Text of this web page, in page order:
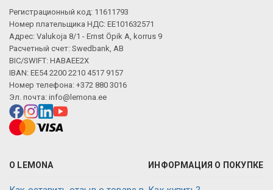
Регистрационный код: 11611793
Номер плательщика НДС: EE101632571
Адрес: Valukoja 8/1 - Ernst Öpik A, korrus 9
Расчетный счет: Swedbank, AB
BIC/SWIFT: HABAEE2X
IBAN: EE54 2200 2210 4517 9157
Номер телефона: +372 880 3016
Эл. почта: info@lemona.ee
О LEMONA ИНФОРМАЦИЯ О ПОКУПКЕ